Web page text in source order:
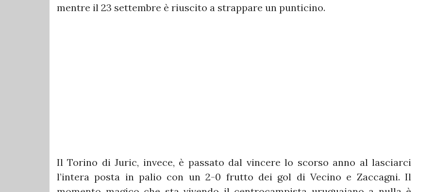
mentre il 23 settembre è riuscito a strappare un punticino.
Il Torino di Juric, invece, è passato dal vincere lo scorso anno al lasciarci
l’intera posta in palio con un 2-0 frutto dei gol di Vecino e Zaccagni. Il